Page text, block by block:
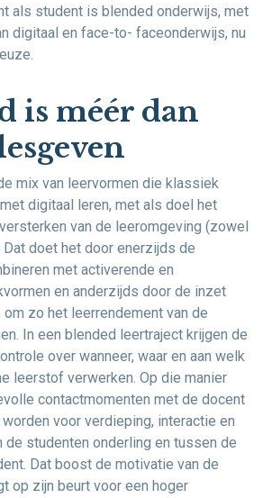
als student is blended onderwijs, met
digitaal en face-to- faceonderwijs, nu
is méér dan
mix van leervormen die klassiek
digitaal leren, met als doel het
van de leeromgeving (zowel
doet het door enerzijds de
met activerende en
en anderzijds door de inzet
zo het leerrendement van de
In een blended leertraject krijgen de
over wanneer, waar en aan welk
leerstof verwerken. Op die manier
contactmomenten met de docent
voor verdieping, interactie en
de studenten onderling en tussen de
Dat boost de motivatie van de
op zijn beurt voor een hoger